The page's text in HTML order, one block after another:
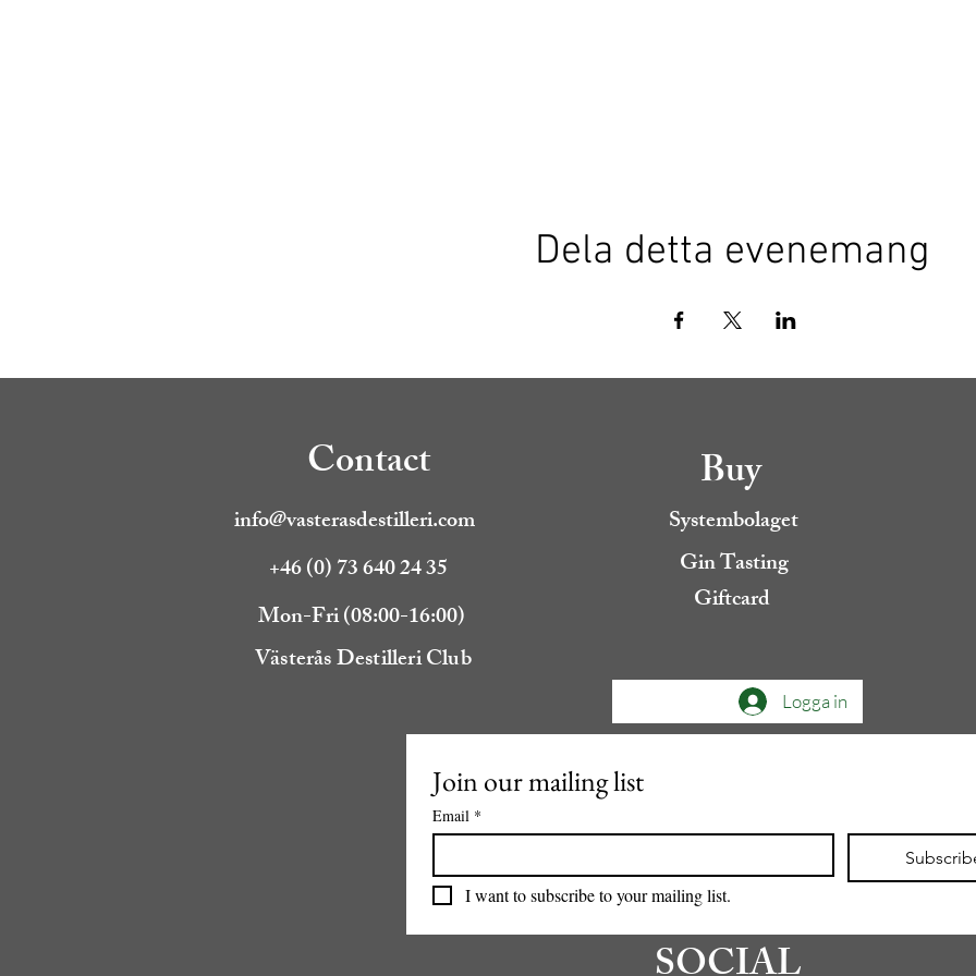
Dela detta evenemang
Contact
info@vasterasdestilleri.com
+46 (0) 73 640 24 35
Mon-Fri (08:00-16:00)
Buy
Systembolaget
Gin Tasting
Giftcard
Västerås Destilleri Club
Logga in
Join our mailing list
Email *
I want to subscribe to your mailing list.